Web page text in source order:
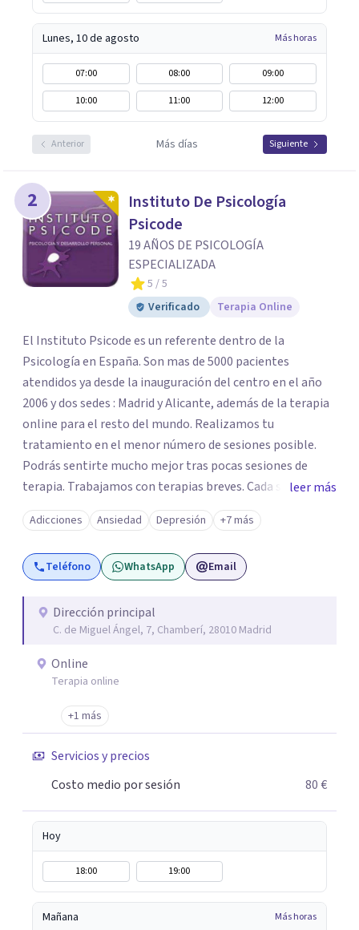
Lunes, 10 de agosto Más horas
07:00 08:00
09:00
10:00
11:00 12:00
Anterior Más días Siguiente
2
Instituto De Psicología
Psicode
19 AÑOS DE PSICOLOGÍA
ESPECIALIZADA
5 / 5
Verificado
Terapia Online
El Instituto Psicode es un referente dentro de la
Psicología en España. Son mas de 5000 pacientes
atendidos ya desde la inauguración del centro en el año
2006 y dos sedes : Madrid y Alicante, además de la terapia
online para el resto del mundo. Realizamos tu
tratamiento en el menor número de sesiones posible.
Podrás sentirte mucho mejor tras pocas sesiones de
terapia. Trabajamos con terapias breves. Cada sesión de
terapia te resultará de utilidad y te ayudará a conseguir
tus objetivos. Entre nuestras especialidades destaca la
terapia de pareja y sexual, así como el tratamiento de
problemas emocionales, obsesiones, ansiedad , estrés,
además con un servicio de hipnosis regresiva para el
trabajo de "Terapia del Alma".
leer más
Adicciones Ansiedad Depresión +7 más
Teléfono WhatsApp Email
Dirección principal
C. de Miguel Ángel, 7, Chamberí, 28010 Madrid
Online
Terapia online
+1 más
Servicios y precios
Costo medio por sesión
80 €
Hoy
18:00 19:00
Mañana Más horas